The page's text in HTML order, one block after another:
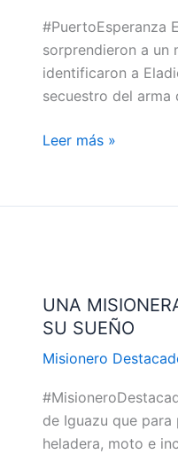
#PuertoEsperanza
sorprendieron a un
identificaron a
secuestro del arma
ARMADO
EN
UNA
RESERVA
Leer más »
UNA
SU SUEÑO
Misionero
de Iguazu que
heladera, moto e
SUELTA
POR
AHÍ:
JOVEN
QUE
VENDIÓ